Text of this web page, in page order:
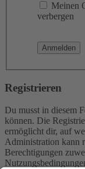
Meinen
verbergen
Registrieren
Du musst in diesem
können. Die
ermöglicht dir, auf
Administration kann
Berechtigungen